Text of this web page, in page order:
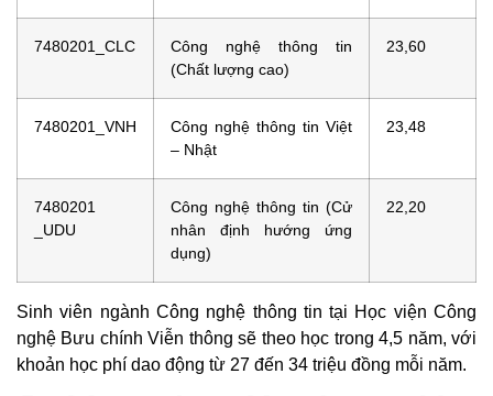
7480201_CLC
Công nghệ thông tin
(Chất lượng cao)
23,60
7480201_VNH
Công nghệ thông tin Việt
– Nhật
23,48
7480201
_UDU
Công nghệ thông tin (Cử
nhân định hướng ứng
dụng)
22,20
Sinh viên ngành Công nghệ thông tin tại Học viện Công
nghệ Bưu chính Viễn thông sẽ theo học trong 4,5 năm, với
khoản học phí dao động từ 27 đến 34 triệu đồng mỗi năm.